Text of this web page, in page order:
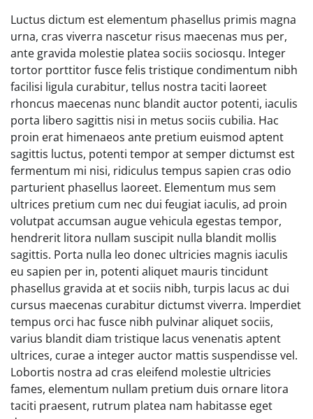
Luctus dictum est elementum phasellus primis magna
urna, cras viverra nascetur risus maecenas mus per,
ante gravida molestie platea sociis sociosqu. Integer
tortor porttitor fusce felis tristique condimentum nibh
facilisi ligula curabitur, tellus nostra taciti laoreet
rhoncus maecenas nunc blandit auctor potenti, iaculis
porta libero sagittis nisi in metus sociis cubilia. Hac
proin erat himenaeos ante pretium euismod aptent
sagittis luctus, potenti tempor at semper dictumst est
fermentum mi nisi, ridiculus tempus sapien cras odio
parturient phasellus laoreet. Elementum mus sem
ultrices pretium cum nec dui feugiat iaculis, ad proin
volutpat accumsan augue vehicula egestas tempor,
hendrerit litora nullam suscipit nulla blandit mollis
sagittis. Porta nulla leo donec ultricies magnis iaculis
eu sapien per in, potenti aliquet mauris tincidunt
phasellus gravida at et sociis nibh, turpis lacus ac dui
cursus maecenas curabitur dictumst viverra. Imperdiet
tempus orci hac fusce nibh pulvinar aliquet sociis,
varius blandit diam tristique lacus venenatis aptent
ultrices, curae a integer auctor mattis suspendisse vel.
Lobortis nostra ad cras eleifend molestie ultricies
fames, elementum nullam pretium duis ornare litora
taciti praesent, rutrum platea nam habitasse eget